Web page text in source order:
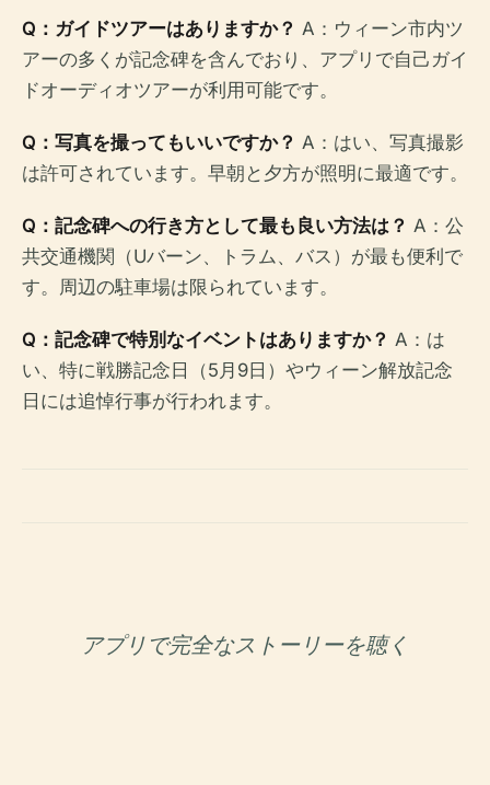
Q：ガイドツアーはありますか？ A：ウィーン市内ツ
アーの多くが記念碑を含んでおり、アプリで自己ガイ
ドオーディオツアーが利用可能です。
Q：写真を撮ってもいいですか？ A：はい、写真撮影
は許可されています。早朝と夕方が照明に最適です。
Q：記念碑への行き方として最も良い方法は？ A：公
共交通機関（Uバーン、トラム、バス）が最も便利で
す。周辺の駐車場は限られています。
Q：記念碑で特別なイベントはありますか？ A：は
い、特に戦勝記念日（5月9日）やウィーン解放記念
日には追悼行事が行われます。
アプリで完全なストーリーを聴く